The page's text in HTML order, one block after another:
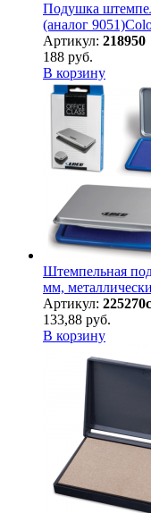
Подушка
(аналог
Артикул: 218950
188 руб.
В корзину
Штемпельная
мм,
Артикул: 225270с
133,88 руб.
В корзину